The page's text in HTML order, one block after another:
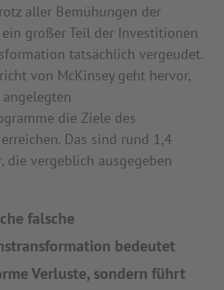
aller Bemühungen der
großer Teil der Investitionen
tatsächlich vergeudet.
von McKinsey geht hervor,
die Ziele des
Das sind rund 1,4
die vergeblich ausgegeben
falsche
bedeutet
Verluste, sondern führt